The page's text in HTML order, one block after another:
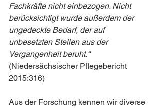
Fachkräfte nicht einbezogen. Nicht
berücksichtigt wurde außerdem der
ungedeckte Bedarf, der auf
unbesetzten Stellen aus der
Vergangenheit beruht.“
(Niedersächsischer Pflegebericht
2015:316)
Aus der Forschung kennen wir diverse